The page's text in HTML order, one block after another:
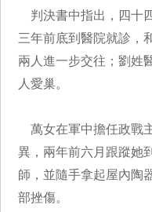
判決書中指出，四十
三年前底到醫院就診，
兩人進一步交往；劉姓
人愛巢。
萬女在軍中擔任政戰
異，兩年前六月跟蹤她
師，並隨手拿起屋內陶
部挫傷。